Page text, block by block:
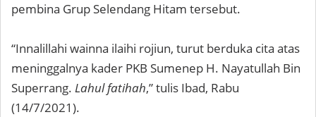
pembina Grup Selendang Hitam tersebut.
“Innalillahi wainna ilaihi rojiun, turut berduka cita atas
meninggalnya kader PKB Sumenep H. Nayatullah Bin
Superrang. Lahul fatihah,” tulis Ibad, Rabu
(14/7/2021).